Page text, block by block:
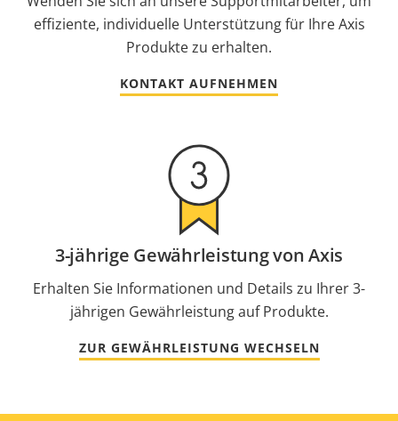
effiziente, individuelle Unterstützung für Ihre Axis
Produkte zu erhalten.
KONTAKT AUFNEHMEN
3-jährige Gewährleistung von Axis
Erhalten Sie Informationen und Details zu Ihrer 3-
jährigen Gewährleistung auf Produkte.
ZUR GEWÄHRLEISTUNG WECHSELN